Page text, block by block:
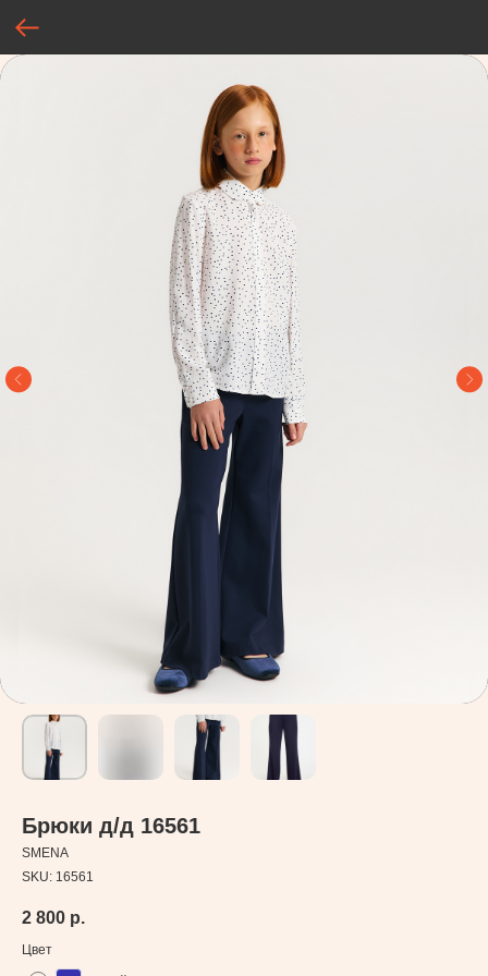
Брюки д/д 16561
SMENA
SKU: 16561
2 800 р.
Цвет